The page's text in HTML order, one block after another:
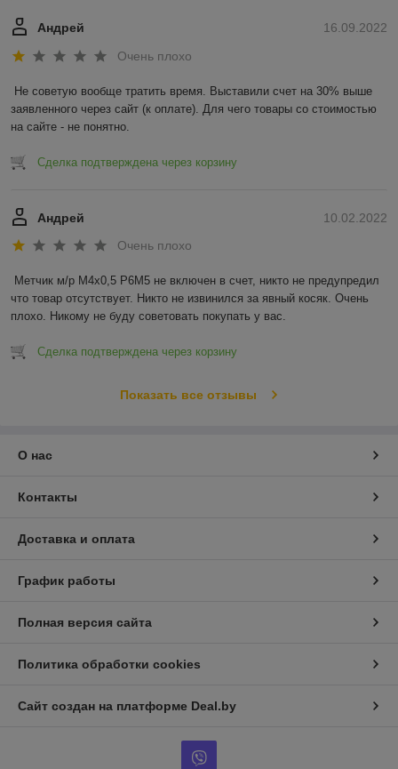
16.09.2022
Андрей
Очень плохо
Не советую вообще тратить время. Выставили счет на 30% выше
заявленного через сайт (к оплате). Для чего товары со стоимостью
на сайте - не понятно.
Сделка подтверждена через корзину
10.02.2022
Андрей
Очень плохо
Метчик м/р М4х0,5 Р6М5 не включен в счет, никто не предупредил
что товар отсутствует. Никто не извинился за явный косяк. Очень
плохо. Никому не буду советовать покупать у вас.
Сделка подтверждена через корзину
Показать все отзывы
О нас
Контакты
Доставка и оплата
График работы
Полная версия сайта
Политика обработки cookies
Сайт создан на платформе Deal.by